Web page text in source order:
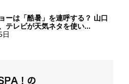
ーは「酷暑」を連呼する？ 山口
テレビが天気ネタを使い...
日